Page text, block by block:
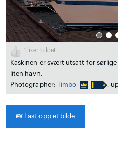
1 liker bildet
Kaskinen er svært utsatt for
liten havn.
Photographer: Timbo ,
📸 Last opp et bilde